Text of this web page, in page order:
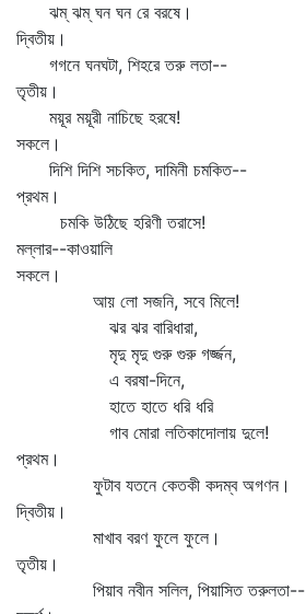
ঝম্‌ ঝম্‌ ঘন ঘন রে বরষে।
দ্বিতীয়।
গগনে ঘনঘটা, শিহরে তরু লতা--
তৃতীয়।
ময়ূর ময়ূরী নাচিছে হরষে!
সকলে।
দিশি দিশি সচকিত, দামিনী চমকিত--
প্রথম।
চমকি উঠিছে হরিণী তরাসে!
মল্লার--কাওয়ালি
সকলে।
আয় লো সজনি, সবে মিলে!
ঝর ঝর বারিধারা,
মৃদু মৃদু গুরু গুরু গর্জ্জন,
এ বরষা-দিনে,
হাতে হাতে ধরি ধরি
গাব মোরা লতিকাদোলায় দুলে!
প্রথম।
ফুটাব যতনে কেতকী কদম্ব অগণন।
দ্বিতীয়।
মাখাব বরণ ফুলে ফুলে।
তৃতীয়।
পিয়াব নবীন সলিল, পিয়াসিত তরুলতা--